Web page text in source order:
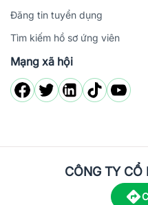
Đăng tin tuyển dụng
Tìm kiếm hồ sơ ứng viên
Mạng xã hội
CÔNG TY CỔ